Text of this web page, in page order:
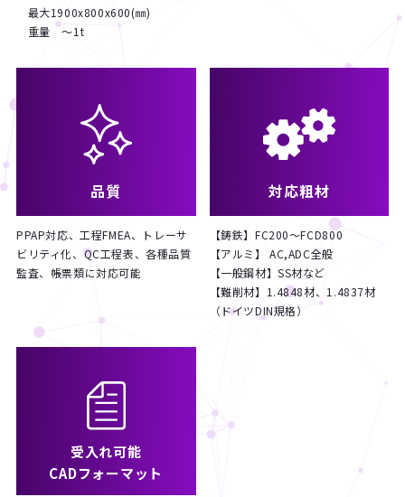
最大1900x800x600(㎜)
重量 ～1t
品質
PPAP対応、工程FMEA、トレーサ
ビリティ化、QC工程表、各種品質
監査、帳票類に対応可能
対応粗材
【鋳鉄】FC200～FCD800
【アルミ】 AC,ADC全般
【一般鋼材】SS材など
【難削材】1.4848材、1.4837材
（ドイツDIN規格）
受入れ可能
CADフォーマット